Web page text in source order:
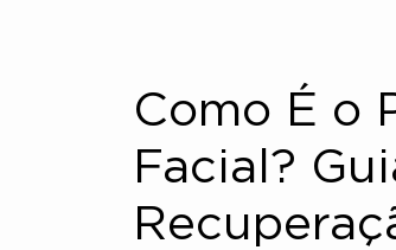
Como É o
Facial?